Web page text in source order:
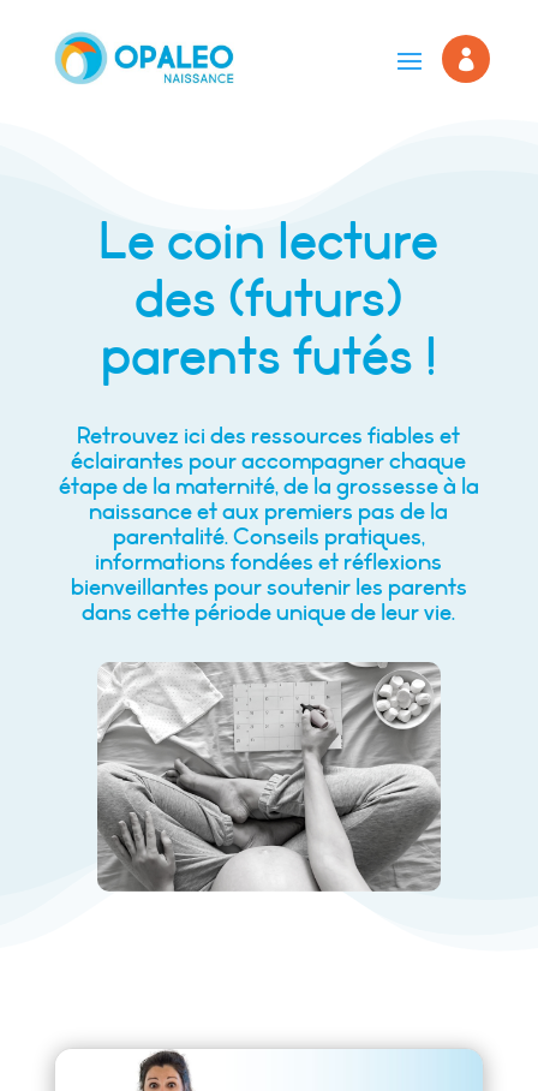

Le coin lecture
des (futurs)
parents futés !
Retrouvez ici des ressources fiables et
éclairantes pour accompagner chaque
étape de la maternité, de la grossesse à la
naissance et aux premiers pas de la
parentalité. Conseils pratiques,
informations fondées et réflexions
bienveillantes pour soutenir les parents
dans cette période unique de leur vie.